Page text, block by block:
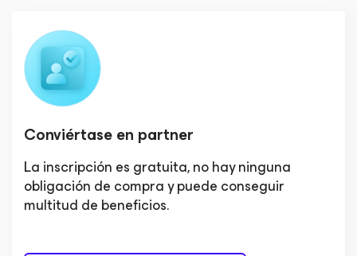
Conviértase en partner
La inscripción es gratuita, no hay ninguna
obligación de compra y puede conseguir
multitud de beneficios.